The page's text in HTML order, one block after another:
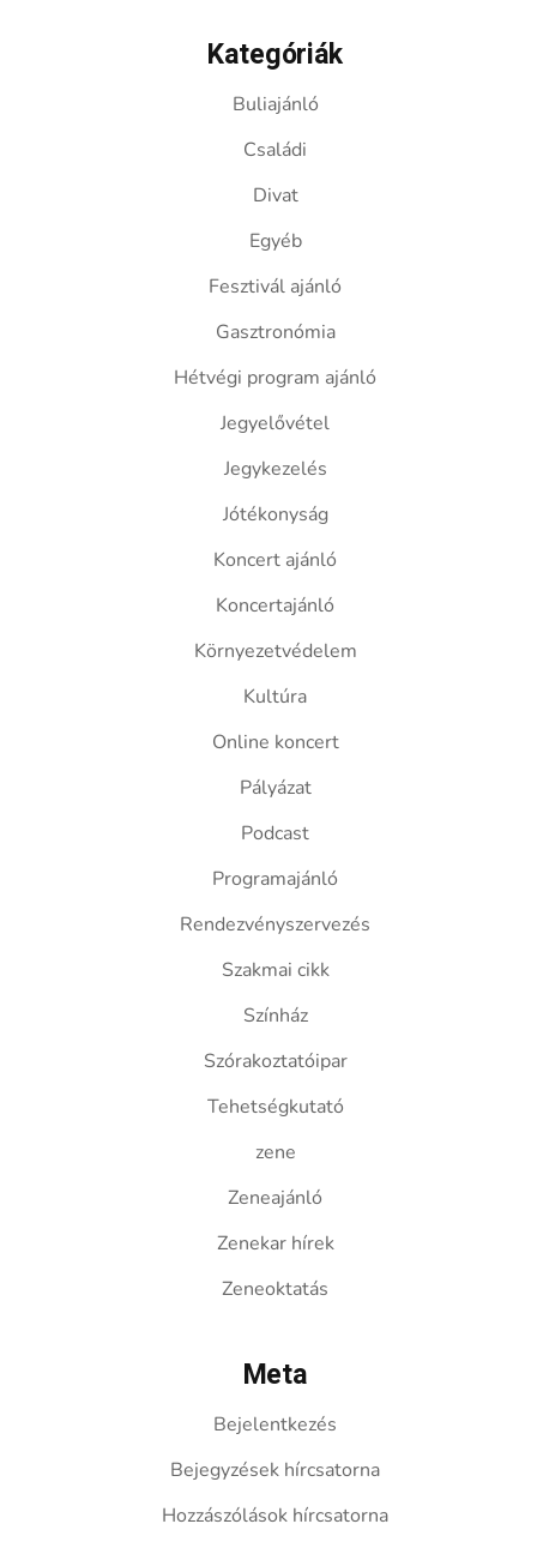
Kategóriák
Buliajánló
Családi
Divat
Egyéb
Fesztivál ajánló
Gasztronómia
Hétvégi program ajánló
Jegyelővétel
Jegykezelés
Jótékonyság
Koncert ajánló
Koncertajánló
Környezetvédelem
Kultúra
Online koncert
Pályázat
Podcast
Programajánló
Rendezvényszervezés
Szakmai cikk
Színház
Szórakoztatóipar
Tehetségkutató
zene
Zeneajánló
Zenekar hírek
Zeneoktatás
Meta
Bejelentkezés
Bejegyzések hírcsatorna
Hozzászólások hírcsatorna